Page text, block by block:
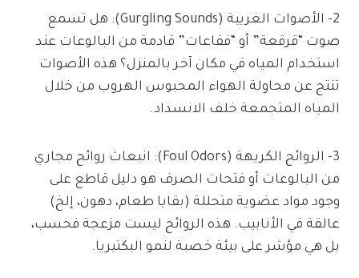
2- الأصوات الغريبة (Gurgling Sounds): هل تسمع
صوت “قرقعة” أو “فقاعات” قادمة من البالوعات عند
استخدام المياه في مكان آخر بالمنزل؟ هذه الأصوات
تنتج عن محاولة الهواء المحبوس الهروب من خلال
المياه المتجمعة خلف الانسداد.
3- الروائح الكريهة (Foul Odors): انبعاث روائح مجاري
من البالوعات أو فتحات الصرف هو دليل قاطع على
وجود مواد عضوية متحللة (بقايا طعام، دهون، إلخ)
عالقة في الأنابيب. هذه الروائح ليست مزعجة فحسب،
بل هي مؤشر على بيئة خصبة لنمو البكتيريا.